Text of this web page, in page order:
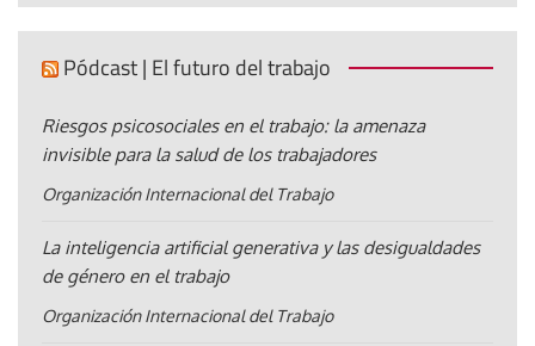
Pódcast | El futuro del trabajo
Riesgos psicosociales en el trabajo: la amenaza
invisible para la salud de los trabajadores
Organización Internacional del Trabajo
La inteligencia artificial generativa y las desigualdades
de género en el trabajo
Organización Internacional del Trabajo